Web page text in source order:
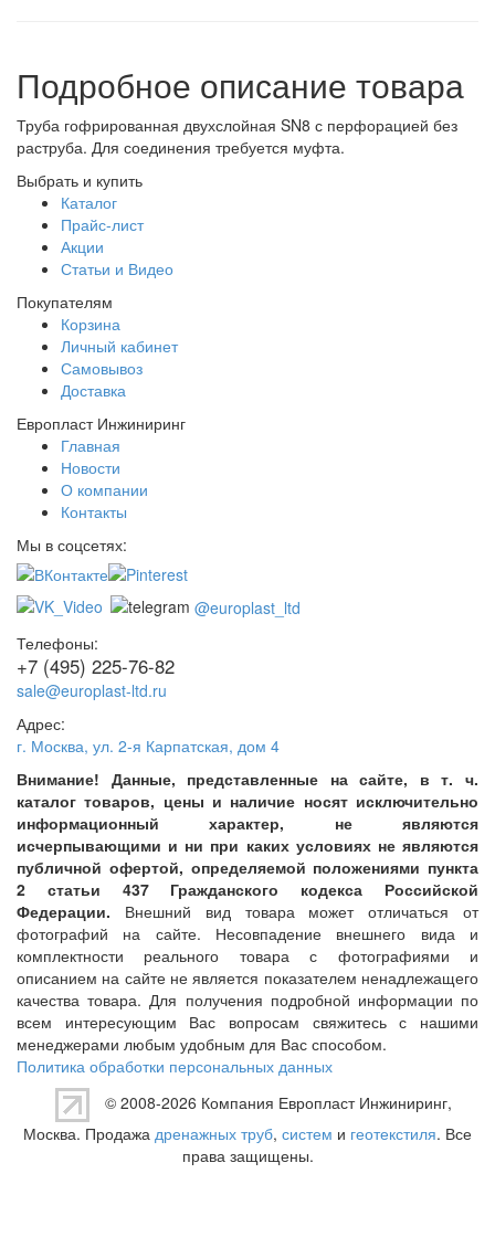
Подробное описание товара
Труба гофрированная двухслойная SN8 с перфорацией без
раструба. Для соединения требуется муфта.
Выбрать и купить
Каталог
Прайс-лист
Акции
Статьи и Видео
Покупателям
Корзина
Личный кабинет
Самовывоз
Доставка
Европласт Инжиниринг
Главная
Новости
О компании
Контакты
Мы в соцсетях:
@europlast_ltd
Телефоны:
+7 (495) 225-76-82
sale@europlast-ltd.ru
Адрес:
г. Москва, ул. 2-я Карпатская, дом 4
Внимание! Данные, представленные на сайте, в т. ч.
каталог товаров, цены и наличие носят исключительно
информационный характер, не являются
исчерпывающими и ни при каких условиях не являются
публичной офертой, определяемой положениями пункта
2 статьи 437 Гражданского кодекса Российской
Федерации. Внешний вид товара может отличаться от
фотографий на сайте. Несовпадение внешнего вида и
комплектности реального товара с фотографиями и
описанием на сайте не является показателем ненадлежащего
качества товара. Для получения подробной информации по
всем интересующим Вас вопросам свяжитесь с нашими
менеджерами любым удобным для Вас способом.
Политика обработки персональных данных
© 2008-2026 Компания Европласт Инжиниринг,
Москва. Продажа дренажных труб, систем и геотекстиля. Все
права защищены.